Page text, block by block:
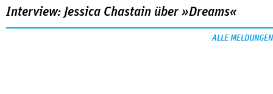
Interview: Jessica Chastain über »Dreams«
ALLE MELDUNGEN